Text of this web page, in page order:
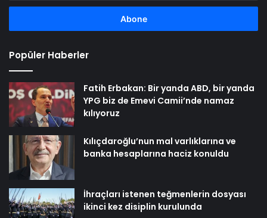
adresinizi
Popüler Haberler
Fatih Erbakan: Bir yanda ABD, bir yanda
YPG biz de Emevi Camii’nde namaz
kılıyoruz
Kılıçdaroğlu’nun mal varlıklarına ve
banka hesaplarına haciz konuldu
İhraçları istenen teğmenlerin dosyası
ikinci kez disiplin kurulunda